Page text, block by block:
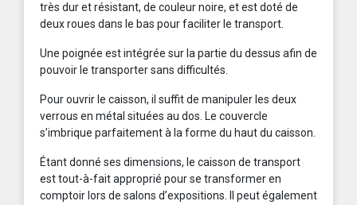
très dur et résistant, de couleur noire, et est doté de
deux roues dans le bas pour faciliter le transport.
Une poignée est intégrée sur la partie du dessus afin de
pouvoir le transporter sans difficultés.
Pour ouvrir le caisson, il suffit de manipuler les deux
verrous en métal situées au dos. Le couvercle
s’imbrique parfaitement à la forme du haut du caisson.
Étant donné ses dimensions, le caisson de transport
est tout-à-fait approprié pour se transformer en
comptoir lors de salons d’expositions. Il peut également